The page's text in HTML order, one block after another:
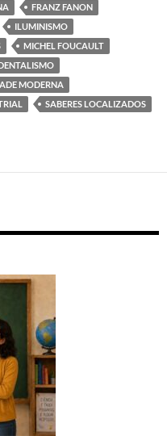
FRANZ FANON
ILUMINISMO
MICHEL FOUCAULT
MODERNA
SABERES LOCALIZADOS